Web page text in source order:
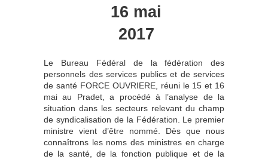
16 mai
2017
Le Bureau Fédéral de la fédération des
personnels des services publics et de services
de santé FORCE OUVRIERE, réuni le 15 et 16
mai au Pradet, a procédé à l’analyse de la
situation dans les secteurs relevant du champ
de syndicalisation de la Fédération. Le premier
ministre vient d’être nommé. Dès que nous
connaîtrons les noms des ministres en charge
de la santé, de la fonction publique et de la